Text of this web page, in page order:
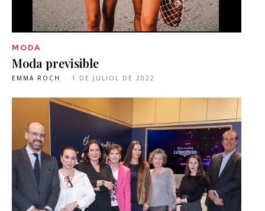
MODA
Moda previsible
EMMA ROCH - 1 DE JULIOL DE 2022